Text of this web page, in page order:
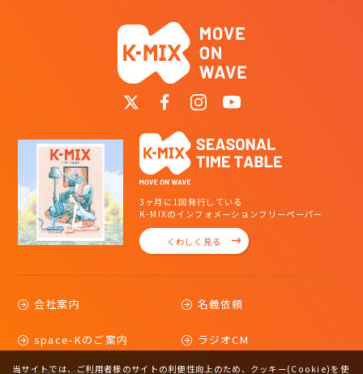
3ヶ月に1回発行している
K-MIXのインフォメーションフリーペーパー
くわしく見る
会社案内 名義依頼
space-Kのご案内 ラジオCM
当サイトでは、ご利用者様のサイトの利便性向上のため、クッキー(Cookie)を使